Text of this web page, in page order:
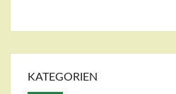
KATEGORIEN